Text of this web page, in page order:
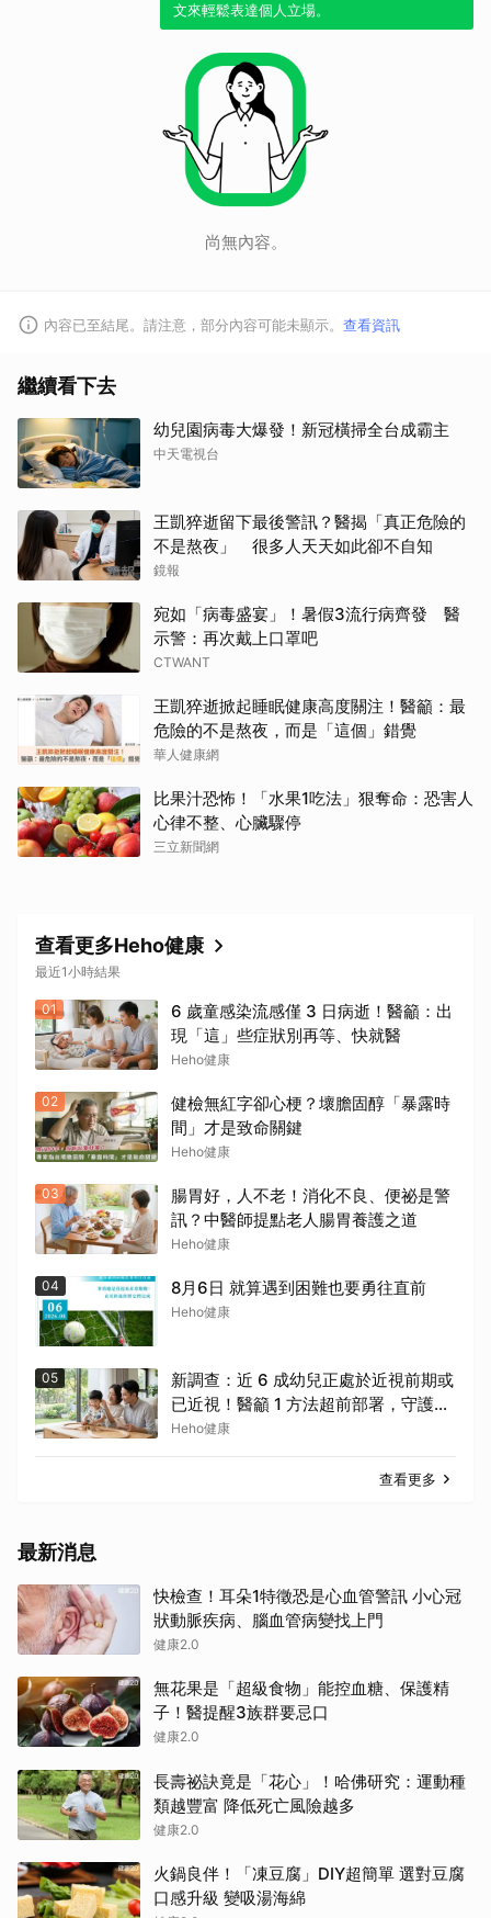
文來輕鬆表達個人立場。
尚無內容。
內容已至結尾。請注意，部分內容可能未顯示。 查看資訊
繼續看下去
幼兒園病毒大爆發！新冠橫掃全台成霸主
中天電視台
王凱猝逝留下最後警訊？醫揭「真正危險的
不是熬夜」 很多人天天如此卻不自知
鏡報
宛如「病毒盛宴」！暑假3流行病齊發 醫
示警：再次戴上口罩吧
CTWANT
王凱猝逝掀起睡眠健康高度關注！醫籲：最
危險的不是熬夜，而是「這個」錯覺
華人健康網
比果汁恐怖！「水果1吃法」狠奪命：恐害人
心律不整、心臟驟停
三立新聞網
查看更多Heho健康
最近1小時結果
01
6 歲童感染流感僅 3 日病逝！醫籲：出
現「這」些症狀別再等、快就醫
Heho健康
02
健檢無紅字卻心梗？壞膽固醇「暴露時
間」才是致命關鍵
Heho健康
03
腸胃好，人不老！消化不良、便祕是警
訊？中醫師提點老人腸胃養護之道
Heho健康
04 8月6日 就算遇到困難也要勇往直前
Heho健康
05
新調查：近 6 成幼兒正處於近視前期或
已近視！醫籲 1 方法超前部署，守護孩
子視力
Heho健康
查看更多
最新消息
快檢查！耳朵1特徵恐是心血管警訊 小心冠
狀動脈疾病、腦血管病變找上門
健康2.0
無花果是「超級食物」能控血糖、保護精
子！醫提醒3族群要忌口
健康2.0
長壽祕訣竟是「花心」！哈佛研究：運動種
類越豐富 降低死亡風險越多
健康2.0
火鍋良伴！「凍豆腐」DIY超簡單 選對豆腐
口感升級 變吸湯海綿
取消